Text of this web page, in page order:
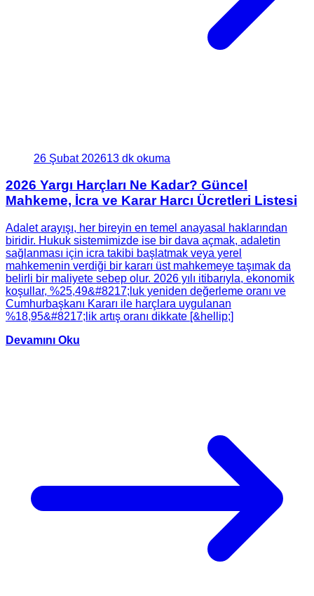
26 Şubat 202613 dk okuma
2026 Yargı Harçları Ne Kadar? Güncel
Mahkeme, İcra ve Karar Harcı Ücretleri Listesi
Adalet arayışı, her bireyin en temel anayasal haklarından
biridir. Hukuk sistemimizde ise bir dava açmak, adaletin
sağlanması için icra takibi başlatmak veya yerel
mahkemenin verdiği bir kararı üst mahkemeye taşımak da
belirli bir maliyete sebep olur. 2026 yılı itibarıyla, ekonomik
koşullar, %25,49&#8217;luk yeniden değerleme oranı ve
Cumhurbaşkanı Kararı ile harçlara uygulanan
%18,95&#8217;lik artış oranı dikkate [&hellip;]
Devamını Oku